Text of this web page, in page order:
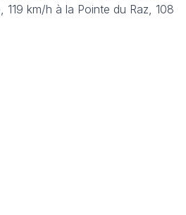
km/h à la Pointe du Raz, 108